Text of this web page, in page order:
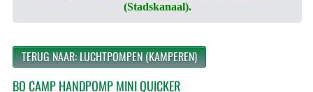
(Stadskanaal).
TERUG NAAR: LUCHTPOMPEN (KAMPEREN)
BO CAMP HANDPOMP MINI QUICKER